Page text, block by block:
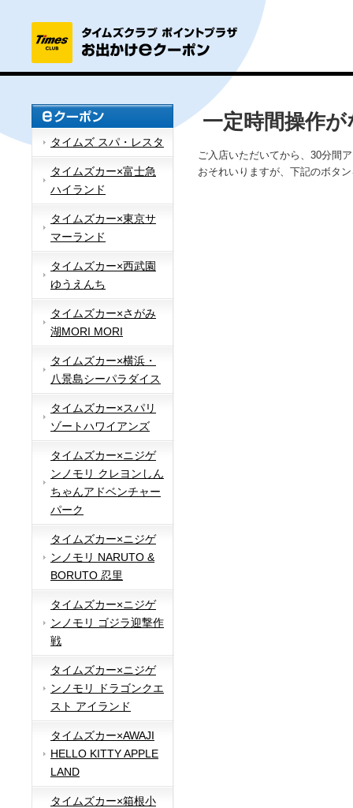
タイムズ スパ・レスタ
タイムズカー×富士急
ハイランド
タイムズカー×東京サ
マーランド
タイムズカー×西武園
ゆうえんち
タイムズカー×さがみ
湖MORI MORI
タイムズカー×横浜・
八景島シーパラダイス
タイムズカー×スパリ
ゾートハワイアンズ
タイムズカー×ニジゲ
ンノモリ クレヨンしん
ちゃんアドベンチャー
パーク
タイムズカー×ニジゲ
ンノモリ NARUTO &
BORUTO 忍里
タイムズカー×ニジゲ
ンノモリ ゴジラ迎撃作
戦
タイムズカー×ニジゲ
ンノモリ ドラゴンクエ
スト アイランド
タイムズカー×AWAJI
HELLO KITTY APPLE
LAND
タイムズカー×箱根小
一定時間操作
ご入店いただいてから、30分間
おそれいりますが、下記のボタ